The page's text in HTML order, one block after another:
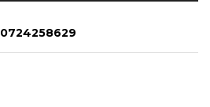
0724258629